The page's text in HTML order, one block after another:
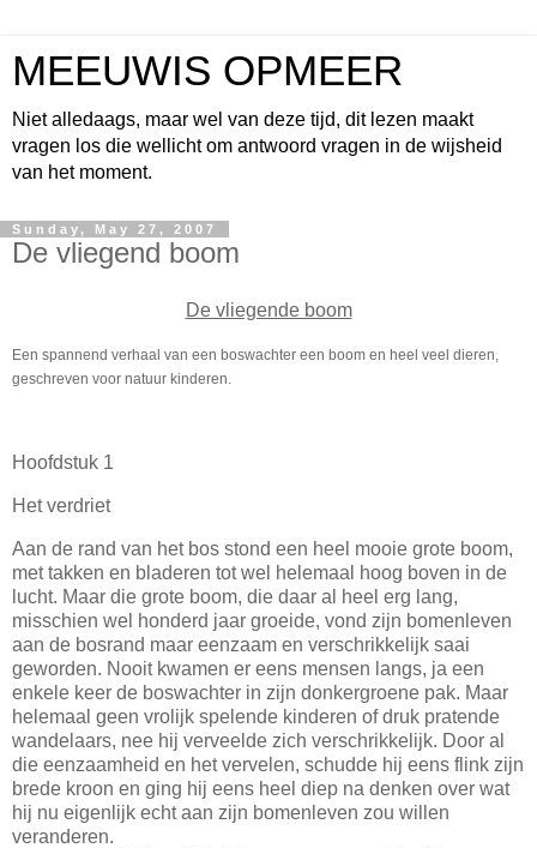
MEEUWIS OPMEER
Niet alledaags, maar wel van deze tijd, dit lezen maakt
vragen los die wellicht om antwoord vragen in de wijsheid
van het moment.
Sunday, May 27, 2007
De vliegend boom
De vliegende boom
Een spannend verhaal van een boswachter een boom en heel veel dieren,
geschreven voor natuur kinderen.
Hoofdstuk 1
Het verdriet
Aan de rand van het bos stond een heel mooie grote boom,
met takken en bladeren tot wel helemaal hoog boven in de
lucht. Maar die grote boom, die daar al heel erg lang,
misschien wel honderd jaar groeide, vond zijn bomenleven
aan de bosrand maar eenzaam en verschrikkelijk saai
geworden. Nooit kwamen er eens mensen langs, ja een
enkele keer de boswachter in zijn donkergroene pak. Maar
helemaal geen vrolijk spelende kinderen of druk pratende
wandelaars, nee hij verveelde zich verschrikkelijk. Door al
die eenzaamheid en het vervelen, schudde hij eens flink zijn
brede kroon en ging hij eens heel diep na denken over wat
hij nu eigenlijk echt aan zijn bomenleven zou willen
veranderen.